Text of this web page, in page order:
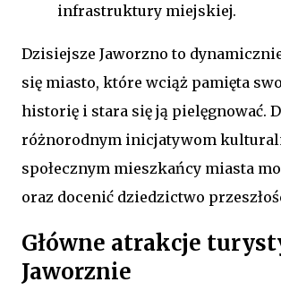
infrastruktury miejskiej.
Dzisiejsze Jaworzno to
się miasto, które wciąż pamięta
historię i stara się ją pielęgnować.
różnorodnym inicjatywom
społecznym mieszkańcy miasta
oraz docenić dziedzictwo
Główne atrakcje
Jaworznie